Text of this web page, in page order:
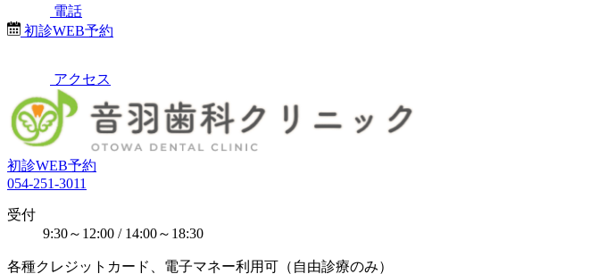
電話
初診WEB予約
アクセス
初診WEB予約
054-251-3011
受付
9:30～12:00 / 14:00～18:30
各種クレジットカード、電子マネー利用可（自由診療のみ）